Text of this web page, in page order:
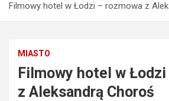
Filmowy hotel w Łodzi – rozmowa z
MIASTO
Filmowy hotel w
z Aleksandrą Choroś